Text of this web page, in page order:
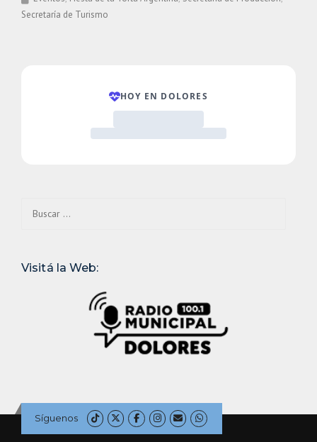
Secretaría de Turismo
Visitá la Web:
Síguenos